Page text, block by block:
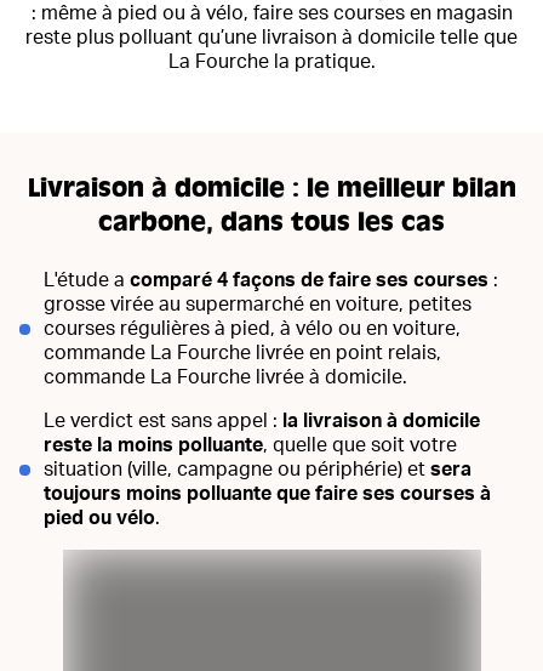
: même à pied ou à vélo, faire ses courses en magasin
reste plus polluant qu’une livraison à domicile telle que
La Fourche la pratique.
Livraison à domicile : le meilleur bilan
carbone, dans tous les cas
L'étude a comparé 4 façons de faire ses courses :
grosse virée au supermarché en voiture, petites
courses régulières à pied, à vélo ou en voiture,
commande La Fourche livrée en point relais,
commande La Fourche livrée à domicile.
Le verdict est sans appel : la livraison à domicile
reste la moins polluante, quelle que soit votre
situation (ville, campagne ou périphérie) et sera
toujours moins polluante que faire ses courses à
pied ou vélo.